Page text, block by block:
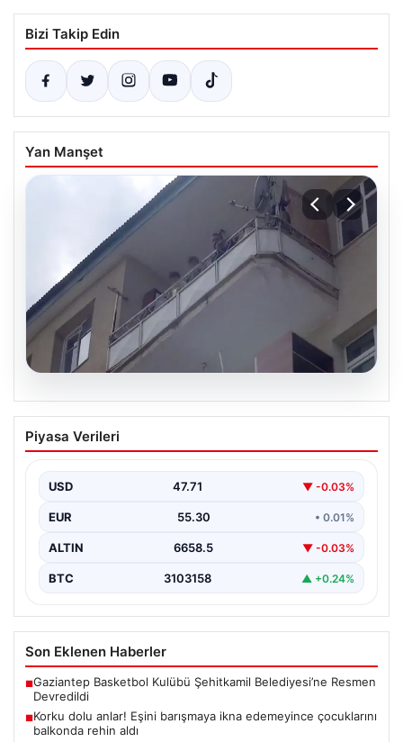
Bizi Takip Edin
Yan Manşet
08.08.2026
Korku dolu anlar! Eşini barışmaya ikna
edemeyince çocuklarını balkonda rehin
Piyasa Verileri
USD 47.71 ▼ -0.03%
EUR 55.30 • 0.01%
ALTIN 6658.5 ▼ -0.03%
BTC 3103158 ▲ +0.24%
Son Eklenen Haberler
■Gaziantep Basketbol Kulübü Şehitkamil Belediyesi’ne Resmen
Devredildi
■Korku dolu anlar! Eşini barışmaya ikna edemeyince çocuklarını
balkonda rehin aldı